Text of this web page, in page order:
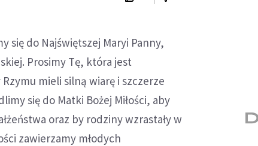
się do Najświętszej Maryi Panny,
Prosimy Tę, która jest
mieli silną wiarę i szczerze
się do Matki Bożej Miłości, aby
oraz by rodziny wzrastały w
zawierzamy młodych